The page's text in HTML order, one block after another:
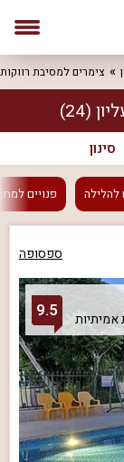
צימרים למסיבת רווקות
(24)
סינון
להלילה פנויים
ספסופה
9.5